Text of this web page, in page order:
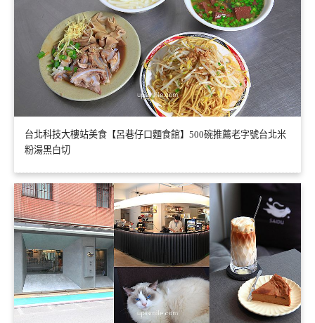
台北科技大樓站美食【呂巷仔口麵食館】500碗推薦老字號台北米
粉湯黑白切